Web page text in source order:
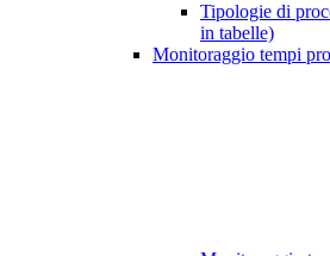
Tipologie di
in tabelle)
Monitoraggio tempi